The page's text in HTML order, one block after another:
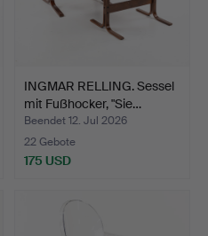
INGMAR RELLING. Sessel
mit Fußhocker, "Sie…
Beendet 12. Jul 2026
22 Gebote
175 USD